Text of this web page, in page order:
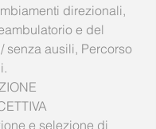
direzionali,
e del
senza ausili, Percorso
e selezione di